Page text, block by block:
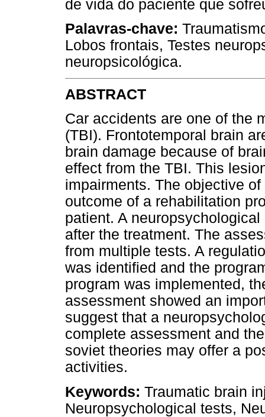
de vida do paciente que
Palavras-chave:
Lobos frontais, Testes
neuropsicológica.
ABSTRACT
Car accidents are one of the
(TBI). Frontotemporal brain
brain damage because of
effect from the TBI. This
impairments. The objective
outcome of a rehabilitation
patient. A
after the treatment. The
from multiple tests. A
was identified and the
program was implemented,
assessment showed an
suggest that a
complete assessment and
soviet theories may offer a
activities.
Keywords: Traumatic brain
Neuropsychological tests,